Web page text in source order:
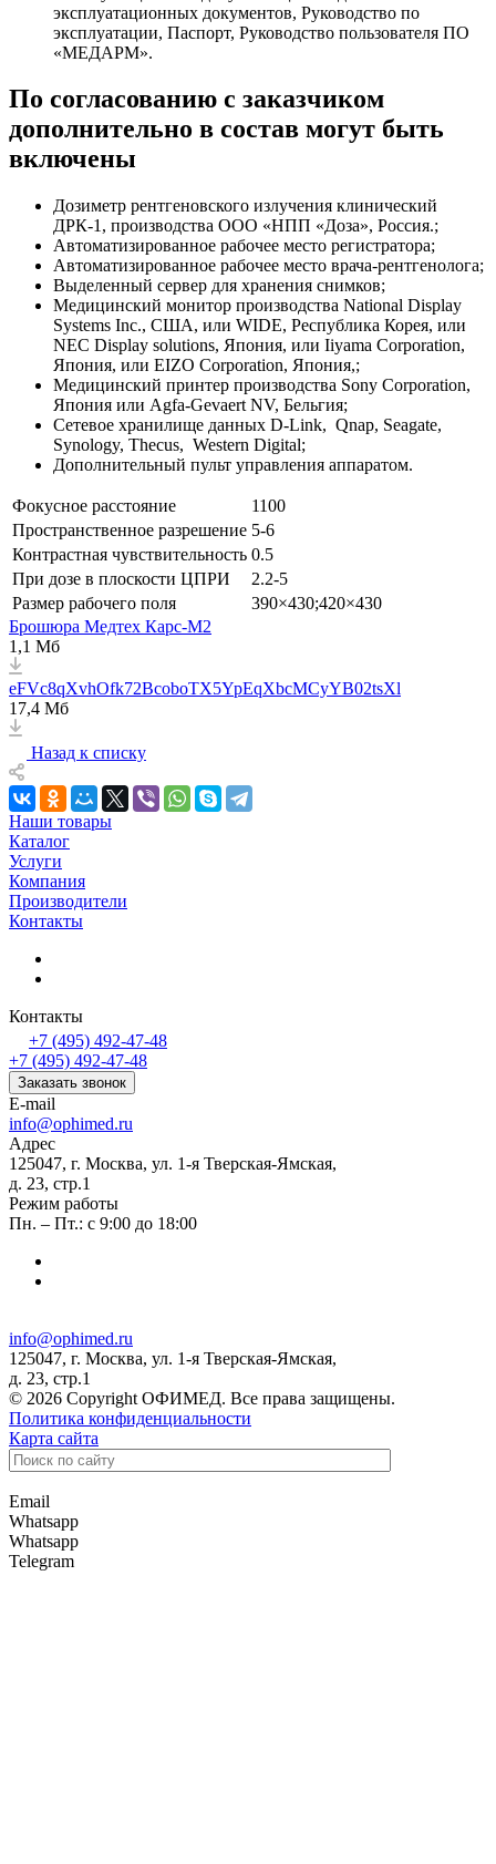
эксплуатационных документов, Руководство по
эксплуатации, Паспорт, Руководство пользователя ПО
«МЕДАРМ».
По согласованию с заказчиком
дополнительно в состав могут быть
включены
Дозиметр рентгеновского излучения клинический
ДРК-1, производства ООО «НПП «Доза», Россия.;
Автоматизированное рабочее место регистратора;
Автоматизированное рабочее место врача-рентгенолога;
Выделенный сервер для хранения снимков;
Медицинский монитор производства National Display
Systems Inc., США, или WIDE, Республика Корея, или
NEC Display solutions, Япония, или Iiyama Corporation,
Япония, или EIZO Corporation, Япония,;
Медицинский принтер производства Sony Corporation,
Япония или Agfa-Gevaert NV, Бельгия;
Сетевое хранилище данных D-Link, Qnap, Seagate,
Synology, Thecus, Western Digital;
Дополнительный пульт управления аппаратом.
Фокусное расстояние
1100
Пространственное разрешение 5-6
Контрастная чувствительность 0.5
При дозе в плоскости ЦПРИ
2.2-5
Размер рабочего поля
390×430;420×430
Брошюра Медтех Карс-М2
1,1 Мб
eFVc8qXvhOfk72BcoboTX5YpEqXbcMCyYB02tsXl
17,4 Мб
Назад к списку
Наши товары
Каталог
Услуги
Компания
Производители
Контакты
Контакты
+7 (495) 492-47-48
+7 (495) 492-47-48
Заказать звонок
E-mail
info@ophimed.ru
Адрес
125047, г. Москва, ул. 1-я Тверская-Ямская,
д. 23, стр.1
Режим работы
Пн. – Пт.: с 9:00 до 18:00
info@ophimed.ru
125047, г. Москва, ул. 1-я Тверская-Ямская,
д. 23, стр.1
© 2026 Copyright ОФИМЕД. Все права защищены.
Политика конфиденциальности
Карта сайта
Email
Whatsapp
Whatsapp
Telegram